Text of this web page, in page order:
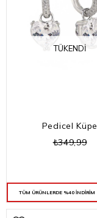
TÜKENDI
Pedicel Küpe
₺349,99
TÜM ÜRÜNLERDE %40 İNDİRİM